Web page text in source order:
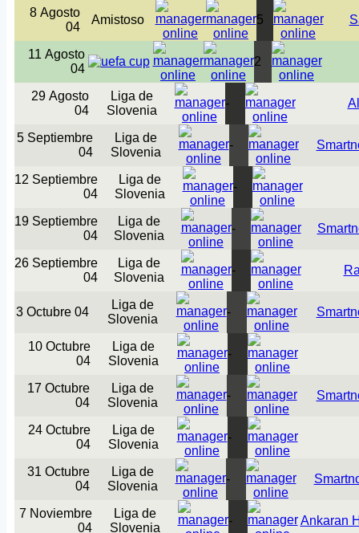
8 Agosto
04
Amistoso 5
11 Agosto
04
2
29 Agosto
04
Liga de
Slovenia
-
5 Septiembre
04
Liga de
Slovenia
-
12 Septiembre
04
Liga de
Slovenia
-
19 Septiembre
04
Liga de
Slovenia
-
26 Septiembre
04
Liga de
Slovenia
-
3 Octubre 04
Liga de
Slovenia
-
10 Octubre
04
Liga de
Slovenia
-
17 Octubre
04
Liga de
Slovenia
-
24 Octubre
04
Liga de
Slovenia
-
31 Octubre
04
Liga de
Slovenia
-
7 Noviembre
04
Liga de
Slovenia
- Ankaran